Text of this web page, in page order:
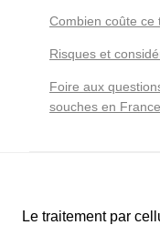
Le traitement par
Combien coûte ce
Risques et
Foire aux
souches en